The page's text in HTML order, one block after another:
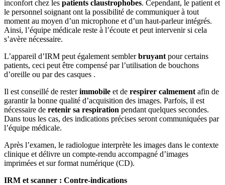
inconfort chez les patients claustrophobes. Cependant, le patient et
le personnel soignant ont la possibilité de communiquer à tout
moment au moyen d’un microphone et d’un haut-parleur intégrés.
Ainsi, l’équipe médicale reste à l’écoute et peut intervenir si cela
s’avère nécessaire.
L’appareil d’IRM peut également semblerbruyant pour certains
patients, ceci peut être compensé par l’utilisation de bouchons
d’oreille ou par des casques .
Il est conseillé de resterimmobile et de respirer calmement afin de
garantir la bonne qualité d’acquisition des images. Parfois, il est
nécessaire de retenir sa respiration pendant quelques secondes.
Dans tous les cas, des indications précises seront communiquées par
l’équipe médicale.
Après l’examen, le radiologue interprète les images dans le contexte
clinique et délivre un compte-rendu accompagné d’images
imprimées et sur format numérique (CD).
IRM et scanner : Contre-indications